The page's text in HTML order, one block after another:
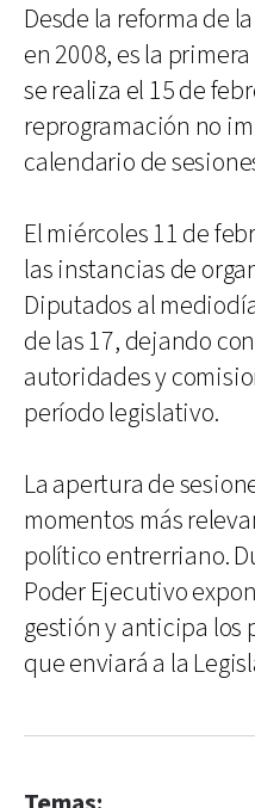
Desde la reforma de
en 2008, es la
se realiza el 15 de
reprogramación no
calendario de
El miércoles 11 de
las instancias de
Diputados al
de las 17, dejando
autoridades y
período legislativo.
La apertura de
momentos más
político entrerriano.
Poder Ejecutivo
gestión y anticipa los
que enviará a la